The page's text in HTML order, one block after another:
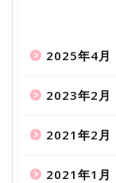
2025年4月
2023年2月
2021年2月
2021年1月